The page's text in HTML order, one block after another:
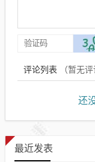
评论列表 （暂无评
还
最近发表